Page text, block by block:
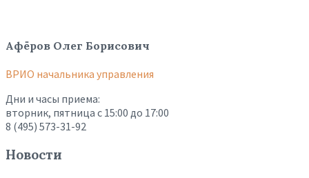
Афёров Олег Борисович
ВРИО начальника управления
Дни и часы приема:
вторник, пятница с 15:00 до 17:00
8 (495) 573-31-92
Новости